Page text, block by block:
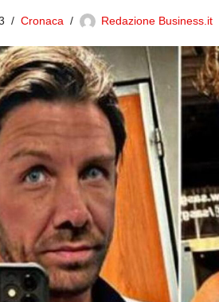
Cronaca Redazione Business.it